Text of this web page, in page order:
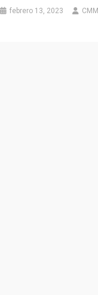
febrero 13, 2023 CMM